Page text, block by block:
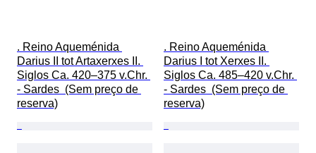
. Reino Aqueménida
Darius II tot Artaxerxes II.
Siglos Ca. 420–375 v.Chr.
- Sardes  (Sem preço de
reserva)
. Reino Aqueménida
Darius I tot Xerxes II.
Siglos Ca. 485–420 v.Chr.
- Sardes  (Sem preço de
reserva)